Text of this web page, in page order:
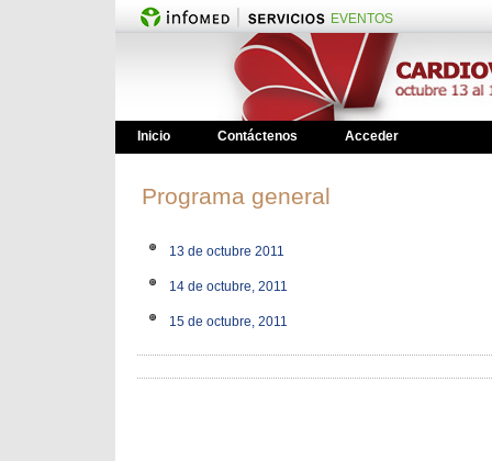
EVENTOS
Inicio Contáctenos Acceder
Programa general
13 de octubre 2011
14 de octubre, 2011
15 de octubre, 2011